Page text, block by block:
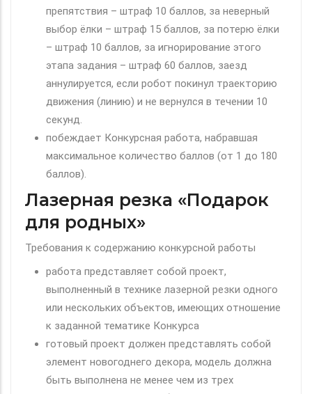
препятствия – штраф 10 баллов, за неверный
выбор ёлки – штраф 15 баллов, за потерю ёлки
– штраф 10 баллов, за игнорирование этого
этапа задания – штраф 60 баллов, заезд
аннулируется, если робот покинул траекторию
движения (линию) и не вернулся в течении 10
секунд.
побеждает Конкурсная работа, набравшая
максимальное количество баллов (от 1 до 180
баллов).
Лазерная резка «Подарок
для родных»
Требования к содержанию конкурсной работы
работа представляет собой проект,
выполненный в технике лазерной резки одного
или нескольких объектов, имеющих отношение
к заданной тематике Конкурса
готовый проект должен представлять собой
элемент новогоднего декора, модель должна
быть выполнена не менее чем из трех